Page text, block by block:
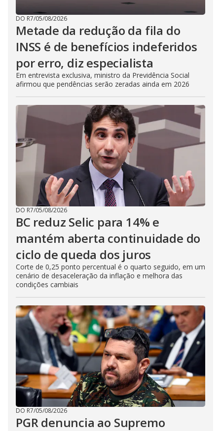
DO R7/05/08/2026
Metade da redução da fila do
INSS é de benefícios indeferidos
por erro, diz especialista
Em entrevista exclusiva, ministro da Previdência Social
afirmou que pendências serão zeradas ainda em 2026
DO R7/05/08/2026
BC reduz Selic para 14% e
mantém aberta continuidade do
ciclo de queda dos juros
Corte de 0,25 ponto percentual é o quarto seguido, em um
cenário de desaceleração da inflação e melhora das
condições cambiais
DO R7/05/08/2026
PGR denuncia ao Supremo